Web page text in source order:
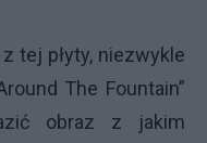
tej płyty, niezwykle
The Fountain”
obraz z jakim